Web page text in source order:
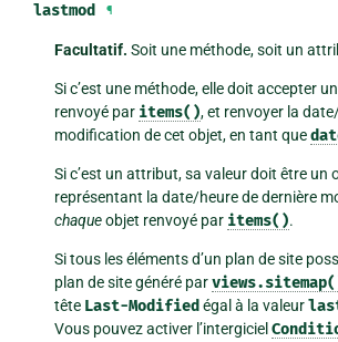
lastmod ¶
Facultatif. Soit une méthode, soit un
Si c’est une méthode, elle doit accepter
renvoyé par items(), et renvoyer la
modification de cet objet, en tant que
Si c’est un attribut, sa valeur doit être un
représentant la date/heure de dernière
chaqueobjet renvoyé par items().
Si tous les éléments d’un plan de site
plan de site généré par
tête Last-Modifiedégal à la valeur
Vous pouvez activer l’intergiciel